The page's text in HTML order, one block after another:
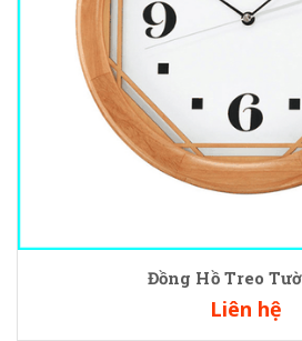
Đồng Hồ Treo
Liên hệ